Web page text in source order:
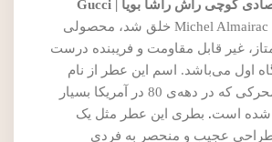
عطر ادکلن اقتصادی گوچی راش راشا بویا | Gucci
که توسط Michel Almairac خلق شد، محصولی
غیر قابل مقاومت و فریبنده درست
اول می‌باشد. اسم این عطر از نام
یک مواد مخدر محرکی که در دهه‌ی 80 در آمریکا بسیار
شده است. بطری این عطر مثل یک
طراحی عجیب و منحصر به فردی